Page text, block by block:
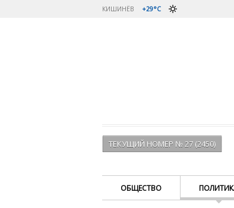
КИШИНЁВ +29°C
ТЕКУЩИЙ НОМЕР № 27 (2450)
ОБЩЕСТВО